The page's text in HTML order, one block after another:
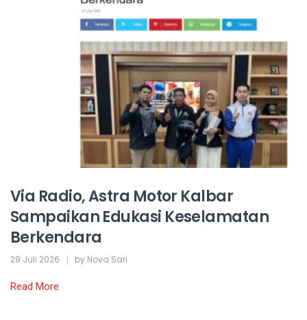
Via Radio, Astra Motor Kalbar
Sampaikan Edukasi Keselamatan
Berkendara
29 Juli 2026 by Nova Sari
Read More